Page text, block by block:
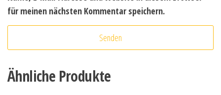
für meinen nächsten Kommentar speichern.
Ähnliche Produkte